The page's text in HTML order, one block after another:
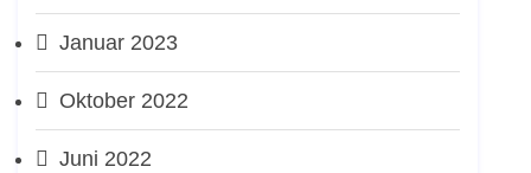
Januar 2023
Oktober 2022
Juni 2022